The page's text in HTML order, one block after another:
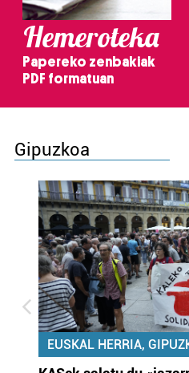
Hemeroteka
Papereko zenbakiak
PDF formatuan
Gipuzkoa
EUSKAL HERRIA,